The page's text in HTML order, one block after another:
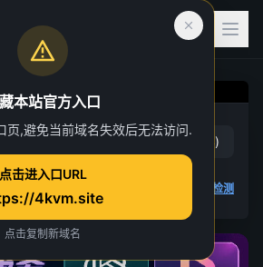
赞 ( 15) 踩 )
播放检测
本站官方入口
页,避免当前域名失效后无法访问.
点击进入口URL
4kvm.site
点击复制新域名